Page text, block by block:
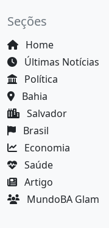
Seções
Home
Últimas Notícias
Política
Bahia
Salvador
Brasil
Economia
Saúde
Artigo
MundoBA Glam